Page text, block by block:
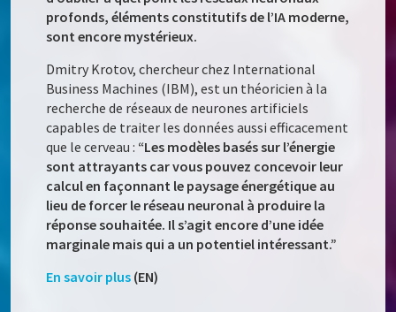
profonds, éléments constitutifs de l’IA moderne,
sont encore mystérieux.
Dmitry Krotov, chercheur chez International
Business Machines (IBM), est un théoricien à la
recherche de réseaux de neurones artificiels
capables de traiter les données aussi efficacement
que le cerveau : “Les modèles basés sur l’énergie
sont attrayants car vous pouvez concevoir leur
calcul en façonnant le paysage énergétique au
lieu de forcer le réseau neuronal à produire la
réponse souhaitée. Il s’agit encore d’une idée
marginale mais qui a un potentiel intéressant.”
En savoir plus (EN)